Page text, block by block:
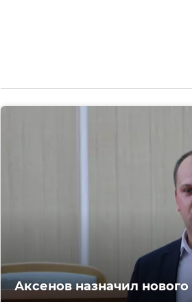
Аксенов назначил